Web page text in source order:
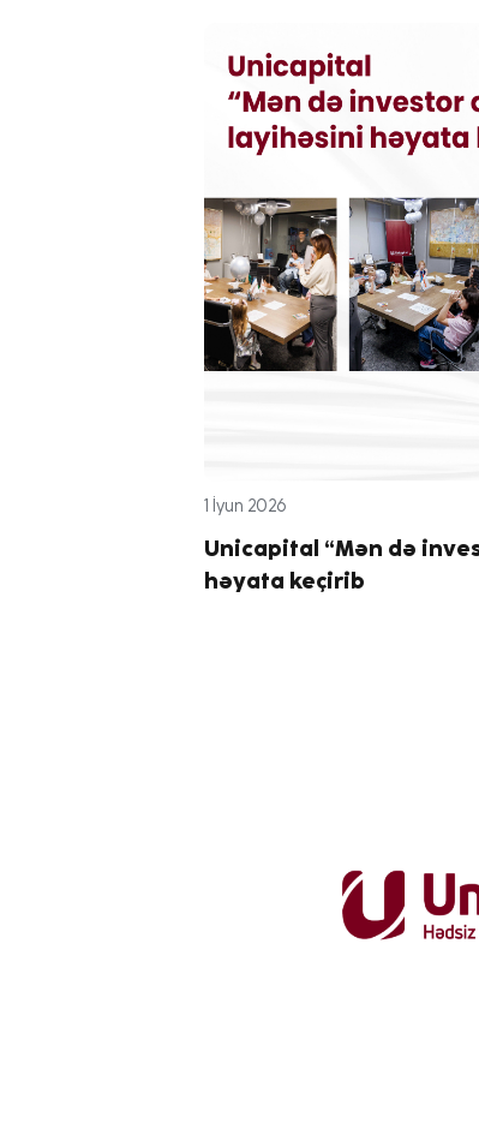
1 İyun 2026
Unicapital “Mən də
həyata keçirib